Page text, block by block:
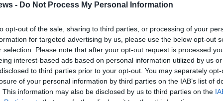
- Do Not Process My Personal Information
opt-out of the sale, sharing to third parties, or processing of your
for targeted advertising by us, please use the below opt-out
selection. Please note that after your opt-out request is processed
interest-based ads based on personal information utilized by us
to third parties prior to your opt-out. You may separately
of your personal information by third parties on the IAB’s list of
This information may also be disclosed by us to third parties on the
Τι είναι αυτό, βρε παιδιά; Αρχίζω να ψάχνομαι.
πρέπει κάθε δύο ώρες να κατεβαίνω και να βάζω
Και για τους μόνιμους κατοίκους; Για όλους εμάς που
και πληρώνουμε παντοιοτρόπως τα δημοτικά τέλη,
σαν ούφο. «Τι ψάχνεις να βρεις; Συνεννόηση με τον
Καλαμάτας. Η ευγενέστατη κυρία Κυριακοπούλου,